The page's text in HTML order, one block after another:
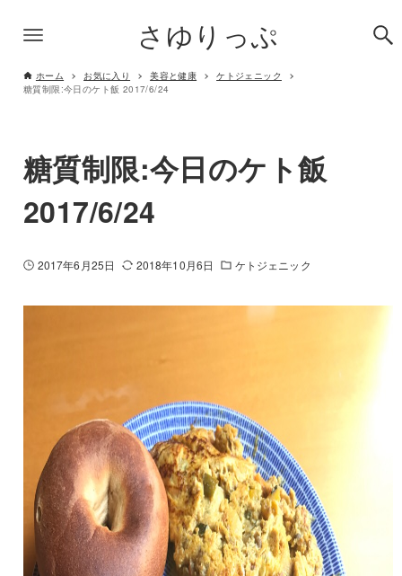
さゆりっぷ
ホーム お気に入り 美容と健康
ケトジェニック
糖質制限:今日のケト飯 2017/6/24
糖質制限:今日のケト飯
2017/6/24
2017年6月25日 2018年10月6日 ケトジェニック